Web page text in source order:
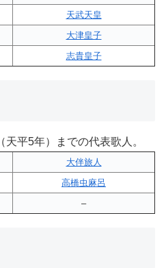
天武天皇
大津皇子
志貴皇子
平5年）までの代表歌人。
大伴旅人
高橋虫麻呂
–